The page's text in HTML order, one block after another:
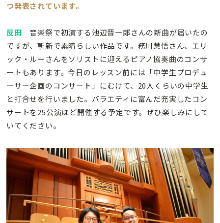
つ発表されています。
反田 音楽祭で初演する池辺晋一郎さんの新曲が届いたの
ですが、斬新で素晴らしい作品です。務川慧悟さん、エリ
ック・ルーさんをソリストに迎えるピアノ協奏曲のコンサ
ートもあります。今日のレッスン前には「中学生プロデュ
ーサー企画のコンサート」にむけて、20人くらいの中学生
と打合せを行いました。バラエティに富んだ充実したコン
サートを25公演ほど開催する予定です。ぜひ楽しみにして
いてください。